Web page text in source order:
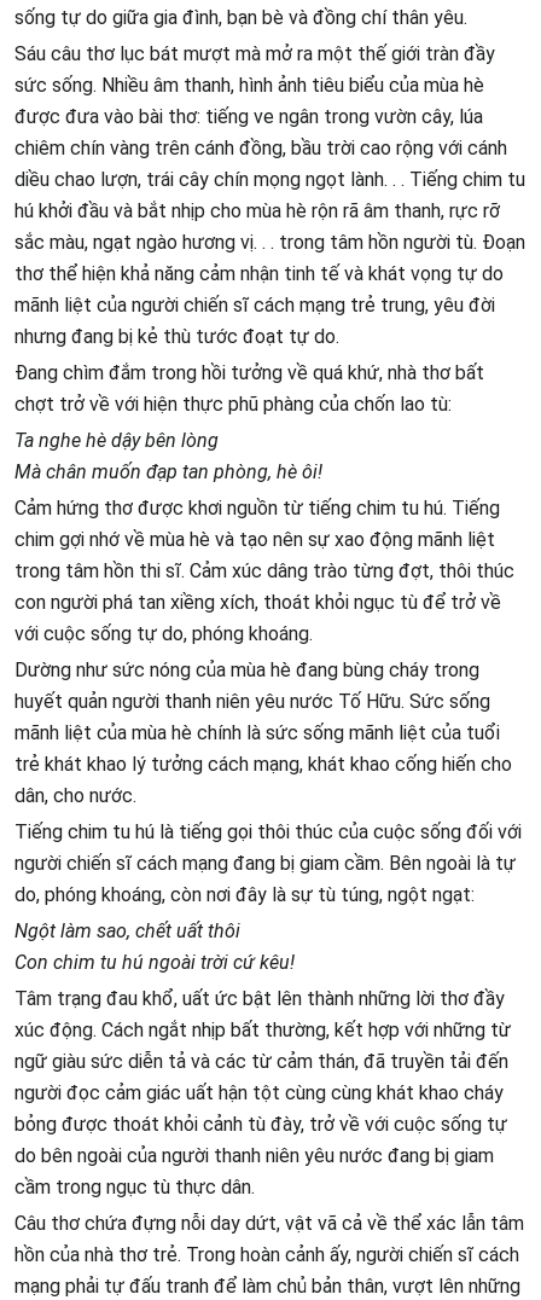
sống tự do giữa gia đình, bạn bè và đồng chí thân yêu.
Sáu câu thơ lục bát mượt mà mở ra một thế giới tràn đầy
sức sống. Nhiều âm thanh, hình ảnh tiêu biểu của mùa hè
được đưa vào bài thơ: tiếng ve ngân trong vườn cây, lúa
chiêm chín vàng trên cánh đồng, bầu trời cao rộng với cánh
diều chao lượn, trái cây chín mọng ngọt lành. . . Tiếng chim tu
hú khởi đầu và bắt nhịp cho mùa hè rộn rã âm thanh, rực rỡ
sắc màu, ngạt ngào hương vị. . . trong tâm hồn người tù. Đoạn
thơ thể hiện khả năng cảm nhận tinh tế và khát vọng tự do
mãnh liệt của người chiến sĩ cách mạng trẻ trung, yêu đời
nhưng đang bị kẻ thù tước đoạt tự do.
Đang chìm đắm trong hồi tưởng về quá khứ, nhà thơ bất
chợt trở về với hiện thực phũ phàng của chốn lao tù:
Ta nghe hè dậy bên lòng
Mà chân muốn đạp tan phòng, hè ôi!
Cảm hứng thơ được khơi nguồn từ tiếng chim tu hú. Tiếng
chim gợi nhớ về mùa hè và tạo nên sự xao động mãnh liệt
trong tâm hồn thi sĩ. Cảm xúc dâng trào từng đợt, thôi thúc
con người phá tan xiềng xích, thoát khỏi ngục tù để trở về
với cuộc sống tự do, phóng khoáng.
Dường như sức nóng của mùa hè đang bùng cháy trong
huyết quản người thanh niên yêu nước Tố Hữu. Sức sống
mãnh liệt của mùa hè chính là sức sống mãnh liệt của tuổi
trẻ khát khao lý tưởng cách mạng, khát khao cống hiến cho
dân, cho nước.
Tiếng chim tu hú là tiếng gọi thôi thúc của cuộc sống đối với
người chiến sĩ cách mạng đang bị giam cầm. Bên ngoài là tự
do, phóng khoáng, còn nơi đây là sự tù túng, ngột ngạt:
Ngột làm sao, chết uất thôi
Con chim tu hú ngoài trời cứ kêu!
Tâm trạng đau khổ, uất ức bật lên thành những lời thơ đầy
xúc động. Cách ngắt nhịp bất thường, kết hợp với những từ
ngữ giàu sức diễn tả và các từ cảm thán, đã truyền tải đến
người đọc cảm giác uất hận tột cùng cùng khát khao cháy
bỏng được thoát khỏi cảnh tù đày, trở về với cuộc sống tự
do bên ngoài của người thanh niên yêu nước đang bị giam
cầm trong ngục tù thực dân.
Câu thơ chứa đựng nỗi day dứt, vật vã cả về thể xác lẫn tâm
hồn của nhà thơ trẻ. Trong hoàn cảnh ấy, người chiến sĩ cách
mạng phải tự đấu tranh để làm chủ bản thân, vượt lên những